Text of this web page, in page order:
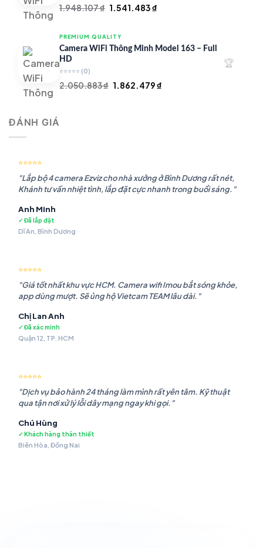
1.948.107₫ Giá
là:
1.948.107 ₫.
1.541.483₫
là:
PREMIUM QUALITY
Camera WiFi Thông Minh Model 163 – Full
HD
⭐⭐⭐⭐⭐ (0)
2.050.883₫ Giá
1.862.479₫
🏆
ĐÁNH GIÁ
⭐⭐⭐⭐⭐
"Lắp bộ 4 camera Ezviz cho nhà xưởng ở Bình Dương rất nét,
Khánh tư vấn nhiệt tình, lắp đặt cực nhanh trong buổi sáng."
Anh Minh
✓ Đã lắp đặt
Dĩ An, Bình Dương
⭐⭐⭐⭐⭐
"Giá tốt nhất khu vực HCM. Camera wifi Imou bắt sóng khỏe,
app dùng mượt. Sẽ ủng hộ Vietcam TEAM lâu dài."
Chị Lan Anh
✓ Đã xác minh
Quận 12, TP. HCM
⭐⭐⭐⭐⭐
"Dịch vụ bảo hành 24 tháng làm mình rất yên tâm. Kỹ thuật
qua tận nơi xử lý lỗi dây mạng ngay khi gọi."
Chú Hùng
✓ Khách hàng thân thiết
Biên Hòa, Đồng Nai